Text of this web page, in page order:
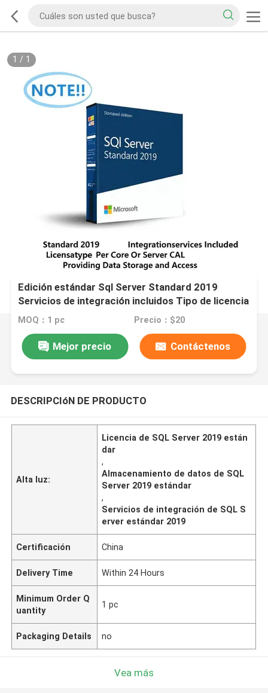
1 / 1
Edición estándar Sql Server Standard 2019
Servicios de integración incluidos Tipo de licencia
por núcleo o servidor CAL que proporciona
almacenamiento y acceso a datos
MOQ：1 pc Precio：$20
Mejor precio Contáctenos
DESCRIPCIóN DE PRODUCTO
Alta luz:
Licencia de SQL Server 2019 están
dar
,
Almacenamiento de datos de SQL
Server 2019 estándar
,
Servicios de integración de SQL S
erver estándar 2019
Certificación China
Delivery Time Within 24 Hours
Minimum Order Q
uantity
1 pc
Packaging Details no
Vea más